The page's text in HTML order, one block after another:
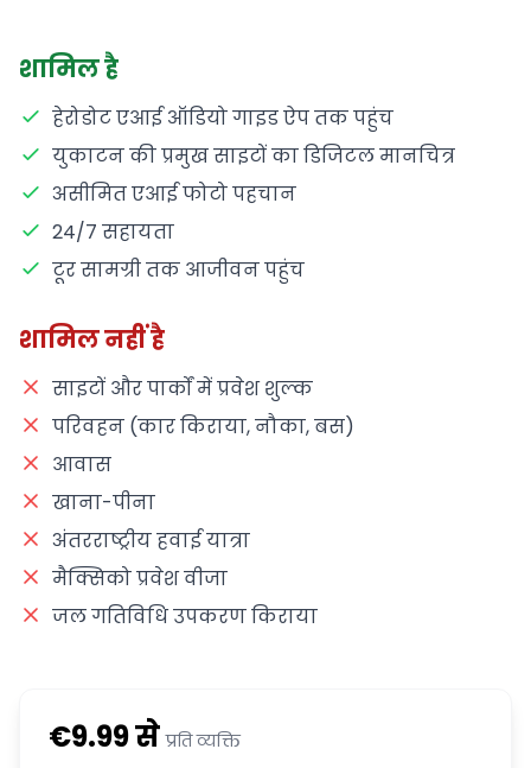
शामिल है
हेरोडोट एआई ऑडियो गाइड ऐप तक पहुंच
युकाटन की प्रमुख साइटों का डिजिटल मानचित्र
असीमित एआई फोटो पहचान
24/7 सहायता
टूर सामग्री तक आजीवन पहुंच
शामिल नहीं है
साइटों और पार्कों में प्रवेश शुल्क
परिवहन (कार किराया, नौका, बस)
आवास
खाना-पीना
अंतरराष्ट्रीय हवाई यात्रा
मैक्सिको प्रवेश वीजा
जल गतिविधि उपकरण किराया
€9.99 सेप्रति व्यक्ति